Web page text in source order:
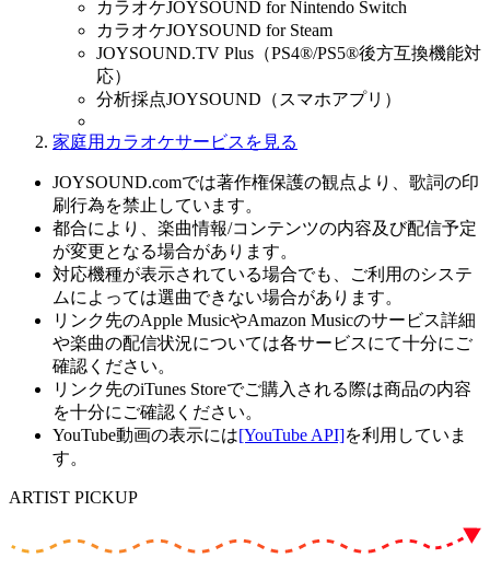
カラオケJOYSOUND for Nintendo Switch
カラオケJOYSOUND for Steam
JOYSOUND.TV Plus（PS4®/PS5®後方互換機能対
応）
分析採点JOYSOUND（スマホアプリ）
家庭用カラオケサービスを見る
JOYSOUND.comでは著作権保護の観点より、歌詞の印
刷行為を禁止しています。
都合により、楽曲情報/コンテンツの内容及び配信予定
が変更となる場合があります。
対応機種が表示されている場合でも、ご利用のシステ
ムによっては選曲できない場合があります。
リンク先のApple MusicやAmazon Musicのサービス詳細
や楽曲の配信状況については各サービスにて十分にご
確認ください。
リンク先のiTunes Storeでご購入される際は商品の内容
を十分にご確認ください。
YouTube動画の表示には[YouTube API]を利用していま
す。
ARTIST PICKUP